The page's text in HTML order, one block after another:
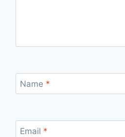
Name *
Email *